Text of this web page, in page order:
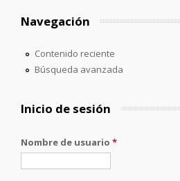
Navegación
Contenido reciente
Búsqueda avanzada
Inicio de sesión
Nombre de usuario *